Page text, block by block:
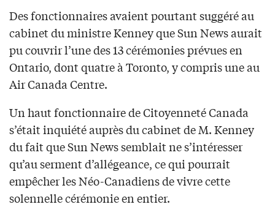
Des fonctionnaires avaient pourtant suggéré au
cabinet du ministre Kenney que Sun News aurait
pu couvrir l’une des 13 cérémonies prévues en
Ontario, dont quatre à Toronto, y compris une au
Air Canada Centre.
Un haut fonctionnaire de Citoyenneté Canada
s’était inquiété auprès du cabinet de M. Kenney
du fait que Sun News semblait ne s’intéresser
qu’au serment d’allégeance, ce qui pourrait
empêcher les Néo-Canadiens de vivre cette
solennelle cérémonie en entier.